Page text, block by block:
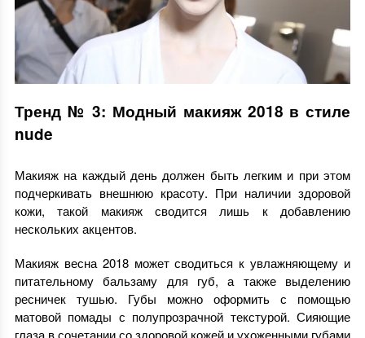
Тренд № 3: Модный макияж 2018 в стиле
nude
Макияж на каждый день должен быть легким и при этом
подчеркивать внешнюю красоту. При наличии здоровой
кожи, такой макияж сводится лишь к добавлению
нескольких акцентов.
Макияж весна 2018 может сводиться к увлажняющему и
питательному бальзаму для губ, а также выделению
ресничек тушью. Губы можно оформить с помощью
матовой помады с полупрозрачной текстурой. Сияющие
глаза в сочетании со здоровой кожей и ухоженными губами